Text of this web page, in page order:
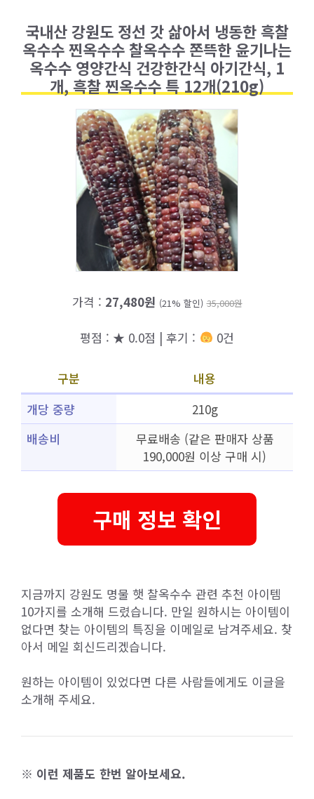
국내산 강원도 정선 갓 삶아서 냉동한 흑찰
옥수수 찐옥수수 찰옥수수 쫀뜩한 윤기나는
옥수수 영양간식 건강한간식 아기간식, 1
개, 흑찰 찐옥수수 특 12개(210g)
가격 : 27,480원 (21% 할인) 35,000원
평점 : ★ 0.0점 | 후기 : 0건
구분
내용
개당 중량
210g
배송비
무료배송 (같은 판매자 상품
190,000원 이상 구매 시)
구매 정보 확인
지금까지 강원도 명물 햇 찰옥수수 관련 추천 아이템
10가지를 소개해 드렸습니다. 만일 원하시는 아이템이
없다면 찾는 아이템의 특징을 이메일로 남겨주세요. 찾
아서 메일 회신드리겠습니다.
원하는 아이템이 있었다면 다른 사람들에게도 이글을
소개해 주세요.
※ 이런 제품도 한번 알아보세요.